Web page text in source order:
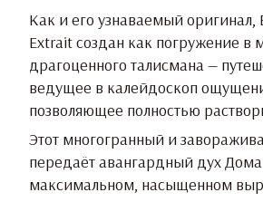
Как и его узнаваемый оригинал,
Extrait создан как погружение в
драгоценного талисмана —
ведущее в калейдоскоп
позволяющее полностью
Этот многогранный и
передаёт авангардный дух Дома
максимальном, насыщенном